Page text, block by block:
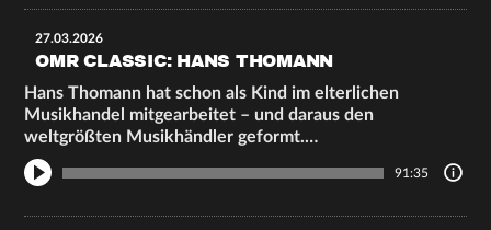
27.03.2026
OMR CLASSIC: HANS THOMANN
Hans Thomann hat schon als Kind im elterlichen
Musikhandel mitgearbeitet – und daraus den
weltgrößten Musikhändler geformt.…
91:35